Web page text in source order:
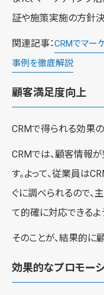
証や施策実施の方針決
関連記事：CRMでマー
事例を徹底解説
顧客満足度向上
CRMで得られる効果
CRMでは、顧客情報
す。よって、従業員は
ぐに調べられるので
て的確に対応できるよ
そのことが、結果的に
効果的なプロモー